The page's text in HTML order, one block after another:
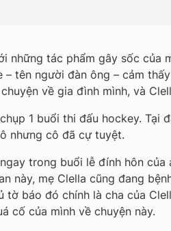
những tác phẩm gây sốc
– tên người đàn ông – cảm
về gia đình mình, và
1 buổi thi đấu hockey.
nhưng cô đã cự tuyệt.
trong buổi lễ đính hôn
này, mẹ Clella cũng đang
tờ báo đó chính là cha của
cố của mình về chuyện này.